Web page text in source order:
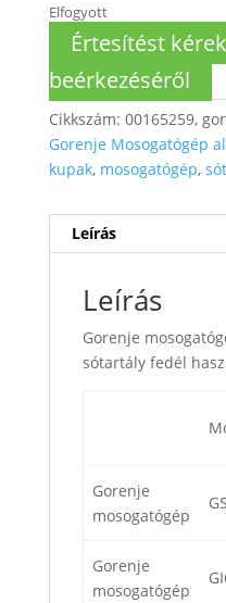
Elfogyott
Értesítést
beérkezéséről
Cikkszám: 00165259,
Gorenje Mosogatógép
kupak, mosogatógép,
Leírás
Leírás
Gorenje
sótartály fedél
Gorenje
mosogatógép
Gorenje
mosogatógép